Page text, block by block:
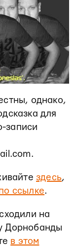
однако,
для
записи
здесь,
ссылке.
на
Дорнобанды
в этом